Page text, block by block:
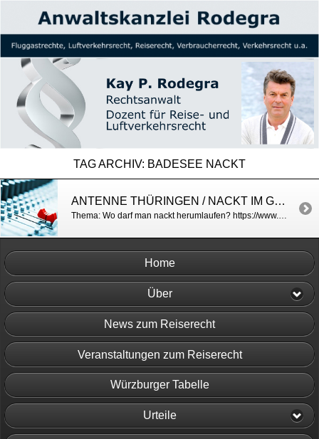
TAG ARCHIV: BADESEE NACKT
ANTENNE THÜRINGEN / NACKT IM GARTEN
Thema: Wo darf man nackt herumlaufen? https://www.antennethueringen.de/blog/hashtag/hitzewelle-wann-darf-ich-nackt-sein-579842?pid=1
Home
Über
News zum Reiserecht
Veranstaltungen zum Reiserecht
Würzburger Tabelle
Urteile